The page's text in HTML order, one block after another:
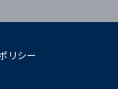
リシー